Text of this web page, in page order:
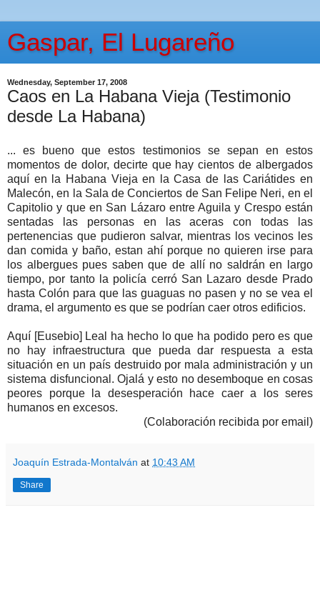
Gaspar, El Lugareño
Wednesday, September 17, 2008
Caos en La Habana Vieja (Testimonio
desde La Habana)
... es bueno que estos testimonios se sepan en estos
momentos de dolor, decirte que hay cientos de albergados
aquí en la Habana Vieja en la Casa de las Cariátides en
Malecón, en la Sala de Conciertos de San Felipe Neri, en el
Capitolio y que en San Lázaro entre Aguila y Crespo están
sentadas las personas en las aceras con todas las
pertenencias que pudieron salvar, mientras los vecinos les
dan comida y baño, estan ahí porque no quieren irse para
los albergues pues saben que de allí no saldrán en largo
tiempo, por tanto la policía cerró San Lazaro desde Prado
hasta Colón para que las guaguas no pasen y no se vea el
drama, el argumento es que se podrían caer otros edificios.
Aquí [Eusebio] Leal ha hecho lo que ha podido pero es que
no hay infraestructura que pueda dar respuesta a esta
situación en un país destruido por mala administración y un
sistema disfuncional. Ojalá y esto no desemboque en cosas
peores porque la desesperación hace caer a los seres
humanos en excesos.
(Colaboración recibida por email)
Joaquín Estrada-Montalván at 10:43 AM
Share